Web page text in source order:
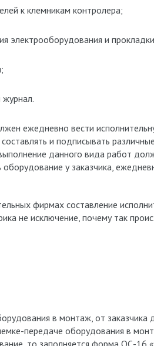
к клемникам контролера;
электрооборудования и
ежедневно вести
и подписывать
данного вида работ
у заказчика,
фирмах составление
не исключение, почему так
в монтаж, от
передаче оборудования в
то заполняется форма ОС-16